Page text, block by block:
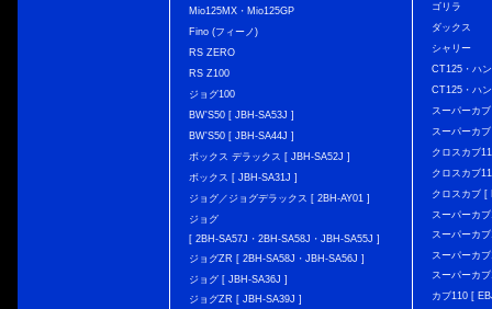
Mio125MX・Mio125GP
Fino (フィーノ)
RS ZERO
RS Z100
ジョグ100
BW'S50 [ JBH-SA53J ]
BW'S50 [ JBH-SA44J ]
ボックス デラックス [ JBH-SA52J ]
ボックス [ JBH-SA31J ]
ジョグ／ジョグデラックス [ 2BH-AY01 ]
ジョグ
[ 2BH-SA57J・2BH-SA58J・JBH-SA55J ]
ジョグZR [ 2BH-SA58J・JBH-SA56J ]
ジョグ [ JBH-SA36J ]
ジョグZR [ JBH-SA39J ]
ゴリラ
ダックス
シャリー
CT125・ハ
CT125・ハ
スーパーカ
スーパーカ
クロスカブ
クロスカブ
クロスカブ [
スーパーカ
スーパーカ
スーパーカ
スーパーカ
カブ110 [